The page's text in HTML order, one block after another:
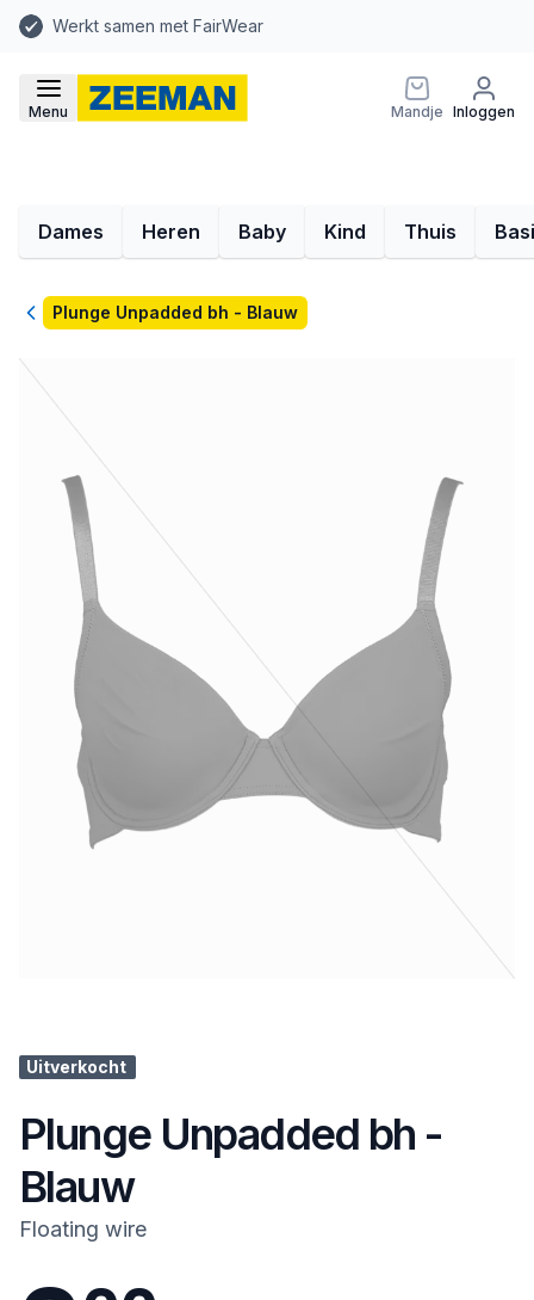
Werkt samen met FairWear
Menu Mandje Inloggen
Dames Heren Baby Kind Thuis
TerugPlunge Unpadded bh - Blauw
Uitverkocht
Plunge Unpadded bh -
Blauw
Floating wire